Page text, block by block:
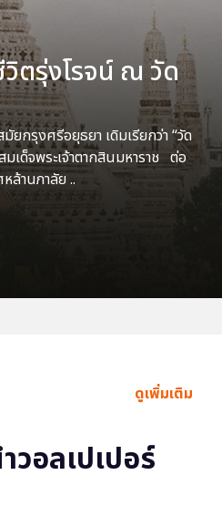
วิตรุ่งโรจน์ ณ วัด
ยกรุงศรีอยุธยา เดิมเรียกว่า “วัด
เด็จพระเจ้าตากสินมหาราช ต่อ
ล้านภาลัย ..
ดูเพิ่มเติม
วอลเปเปอร์